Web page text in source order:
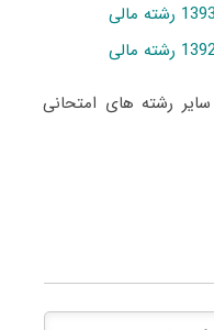
سایر رشته های امتحانی